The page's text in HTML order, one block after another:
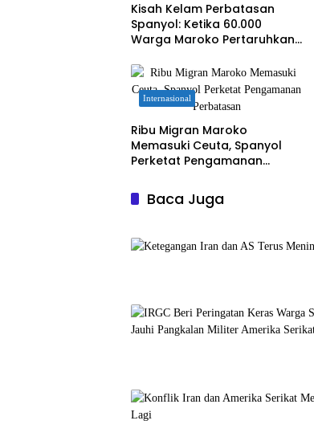
Kisah Kelam Perbatasan
Spanyol: Ketika 60.000
Warga Maroko Pertaruhkan
Internasional
Ribu Migran Maroko
Memasuki Ceuta, Spanyol
Perketat Pengamanan
Baca Juga